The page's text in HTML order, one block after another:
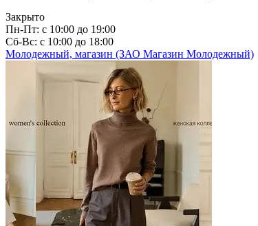
Закрыто
Пн-Пт: с 10:00 до 19:00
Сб-Вс: с 10:00 до 18:00
Молодежный, магазин (ЗАО Магазин Молодежный)